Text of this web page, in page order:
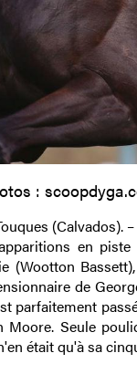
:
(Calvados).
en
(Wootton
de
parfaitement
Seule
était qu'à sa